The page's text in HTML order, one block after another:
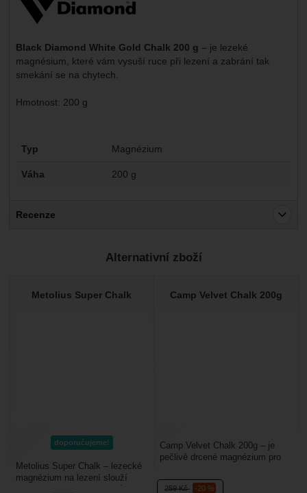
Black Diamond White Gold Chalk 200 g – je lezeké
magnésium, které vám vysuší ruce při lezení a zabrání tak
smekání se na chytech.
Hmotnost: 200 g
Parametry
Typ Magnézium
Váha 200 g
Recenze
Nebyla přidána žádná recenze.
Alternativní zboží
Metolius Super Chalk
doporučujeme!
Metolius Super Chalk – lezecké
magnézium na lezení slouží
Camp Velvet Chalk 200g
259Kč -20 %
Camp Velvet Chalk 200g – je
pečlivě drcené magnézium pro
velmi jemného...